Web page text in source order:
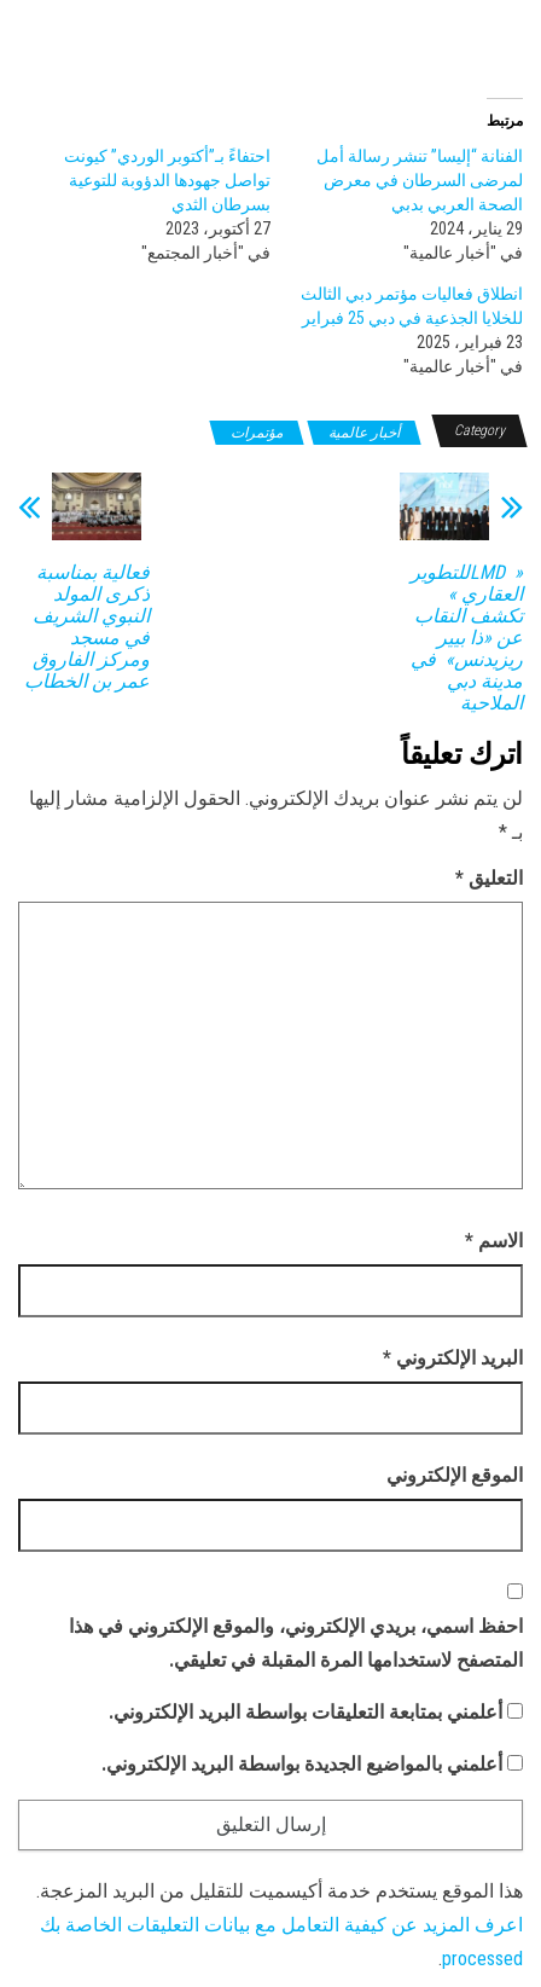
مرتبط
الفنانة “إليسا” تنشر رسالة أمل
لمرضى السرطان في معرض
الصحة العربي بدبي
29 يناير، 2024
في "أخبار عالمية"
احتفاءً بـ”أكتوبر الوردي” كيونت
تواصل جهودها الدؤوبة للتوعية
بسرطان الثدي
27 أكتوبر، 2023
في "أخبار المجتمع"
انطلاق فعاليات مؤتمر دبي الثالث
للخلايا الجذعية في دبي 25 فبراير
23 فبراير، 2025
في "أخبار عالمية"
Category أخبار عالمية مؤتمرات
فعالية بمناسبة
ذكرى المولد
النبوي الشريف
في مسجد
ومركز الفاروق
عمر بن الخطاب
« LMDللتطوير
العقاري »
تكشف النقاب
عن «ذا بيير
ريزيدنس» في
مدينة دبي
الملاحية
اترك تعليقاً
لن يتم نشر عنوان بريدك الإلكتروني. الحقول الإلزامية مشار إليها
بـ *
التعليق *
الاسم *
البريد الإلكتروني *
الموقع الإلكتروني
احفظ اسمي، بريدي الإلكتروني، والموقع الإلكتروني في هذا
المتصفح لاستخدامها المرة المقبلة في تعليقي.
أعلمني بمتابعة التعليقات بواسطة البريد الإلكتروني.
أعلمني بالمواضيع الجديدة بواسطة البريد الإلكتروني.
هذا الموقع يستخدم خدمة أكيسميت للتقليل من البريد المزعجة.
اعرف المزيد عن كيفية التعامل مع بيانات التعليقات الخاصة بك
processed
.